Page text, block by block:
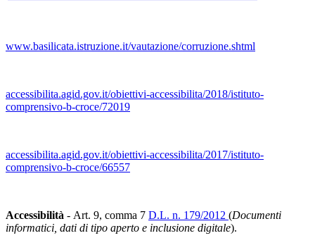
www.basilicata.istruzione.it/vautazione/corruzione.shtml
accessibilita.agid.gov.it/obiettivi-accessibilita/2018/istituto-
comprensivo-b-croce/72019
accessibilita.agid.gov.it/obiettivi-accessibilita/2017/istituto-
comprensivo-b-croce/66557
Accessibilità - Art. 9, comma 7 D.L. n. 179/2012 (Documenti
informatici, dati di tipo aperto e inclusione digitale).